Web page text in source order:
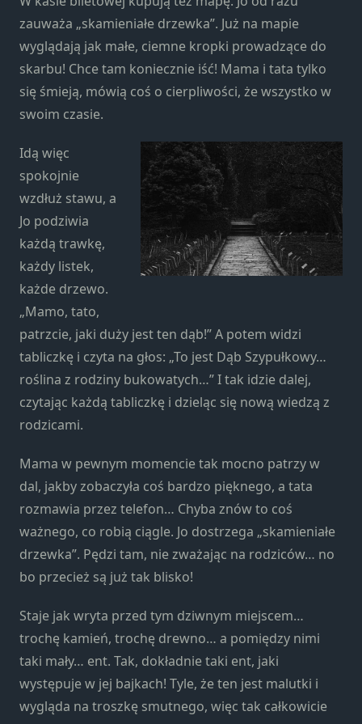
zauważa „skamieniałe drzewka”. Już na mapie
wyglądają jak małe, ciemne kropki prowadzące do
skarbu! Chce tam koniecznie iść! Mama i tata tylko
się śmieją, mówią coś o cierpliwości, że wszystko w
swoim czasie.
Idą więc
spokojnie
wzdłuż stawu, a
Jo podziwia
każdą trawkę,
każdy listek,
każde drzewo.
„Mamo, tato,
patrzcie, jaki duży jest ten dąb!” A potem widzi
tabliczkę i czyta na głos: „To jest Dąb Szypułkowy…
roślina z rodziny bukowatych…” I tak idzie dalej,
czytając każdą tabliczkę i dzieląc się nową wiedzą z
rodzicami.
Mama w pewnym momencie tak mocno patrzy w
dal, jakby zobaczyła coś bardzo pięknego, a tata
rozmawia przez telefon… Chyba znów to coś
ważnego, co robią ciągle. Jo dostrzega „skamieniałe
drzewka”. Pędzi tam, nie zważając na rodziców… no
bo przecież są już tak blisko!
Staje jak wryta przed tym dziwnym miejscem…
trochę kamień, trochę drewno… a pomiędzy nimi
taki mały… ent. Tak, dokładnie taki ent, jaki
występuje w jej bajkach! Tyle, że ten jest malutki i
wygląda na troszkę smutnego, więc tak całkowicie
Marketing
Udostępniając
swoje
zainteresowania i
zachowania
podczas
szansę na
zobaczenie
spersonalizowanych
treści i ofert.